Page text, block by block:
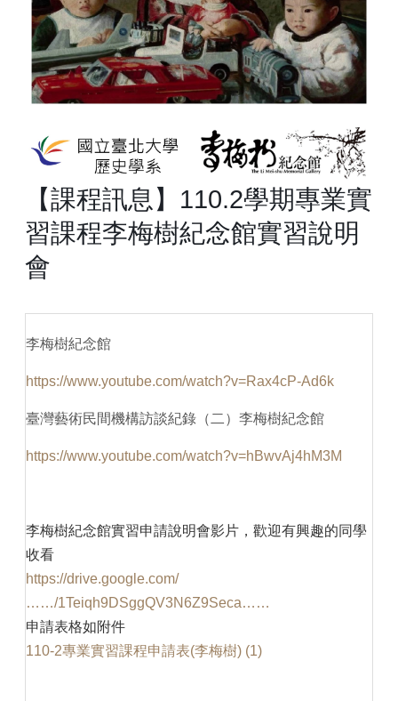
【課程訊息】110.2學期專業實
習課程李梅樹紀念館實習說明
會
李梅樹紀念館
https://www.youtube.com/watch?v=Rax4cP-Ad6k
臺灣藝術民間機構訪談紀錄（二）李梅樹紀念館
https://www.youtube.com/watch?v=hBwvAj4hM3M
李梅樹紀念館實習申請說明會影片，歡迎有興趣的同學
收看
https://drive.google.com/
……/1Teiqh9DSggQV3N6Z9Seca……
申請表格如附件
110-2專業實習課程申請表(李梅樹) (1)